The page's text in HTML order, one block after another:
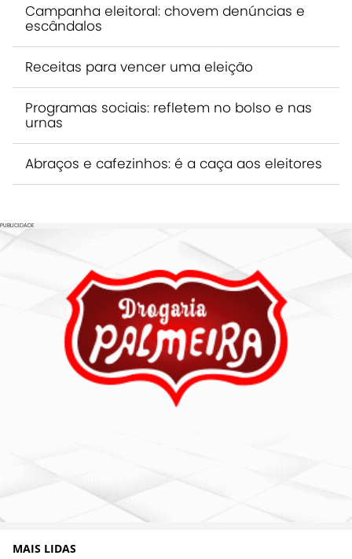
Campanha eleitoral: chovem denúncias e
escândalos
Receitas para vencer uma eleição
Programas sociais: refletem no bolso e nas
urnas
Abraços e cafezinhos: é a caça aos eleitores
PUBLICIDADE
MAIS LIDAS